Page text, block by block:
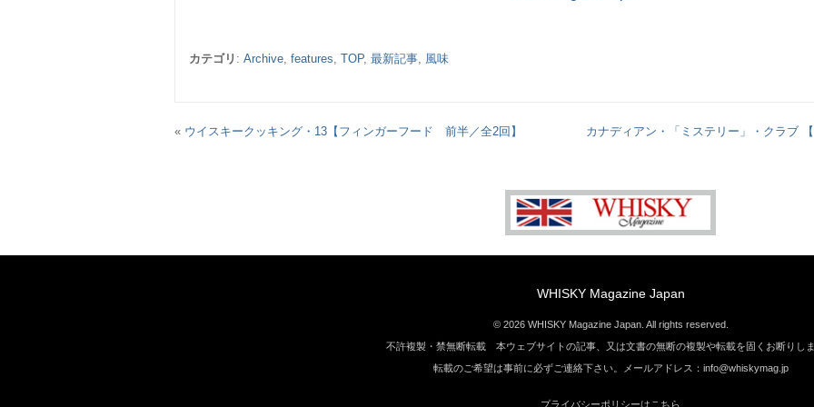
カテゴリ : Archive features TOP, 最新記事 風味
« ウイスキークッキング・13【フィンガーフード 前半／全2回】 カナディアン・「ミステリー」・クラブ 【
WHISKY Magazine Japan
© 2026 WHISKY Magazine Japan. All rights reserved.
不許複製・禁無断転載 本ウェブサイトの記事、又は文書の無断の複製や転載を固くお断りしま
転載のご希望は事前に必ずご連絡下さい。メールアドレス：info@whiskymag.jp
プライバシーポリシーはこちら